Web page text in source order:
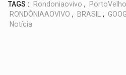
TAGS : Rondoniaovivo , PortoVelho
RONDÔNIAAOVIVO , BRASIL ,
Notícia